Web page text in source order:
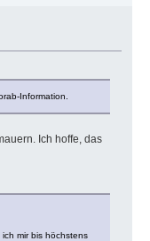
Information.
Ich hoffe, das
mir bis höchstens